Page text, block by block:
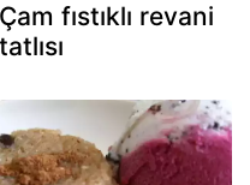
Çam fıstıklı revani
tatlısı